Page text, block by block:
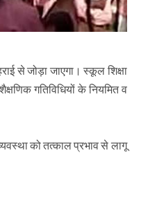
से जोड़ा जाएगा। स्कूल शिक्षा
गतिविधियों के नियमित व
को तत्काल प्रभाव से लागू